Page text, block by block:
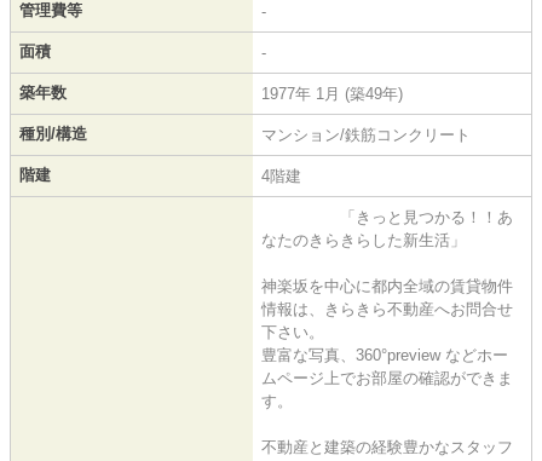
管理費等 -
面積 -
築年数 1977年 1月 (築49年)
種別/構造 マンション/鉄筋コンクリート
階建 4階建
「きっと見つかる！！あ
なたのきらきらした新生活」
神楽坂を中心に都内全域の賃貸物件
情報は、きらきら不動産へお問合せ
下さい。
豊富な写真、360°preview などホー
ムページ上でお部屋の確認ができま
す。
不動産と建築の経験豊かなスタッフ